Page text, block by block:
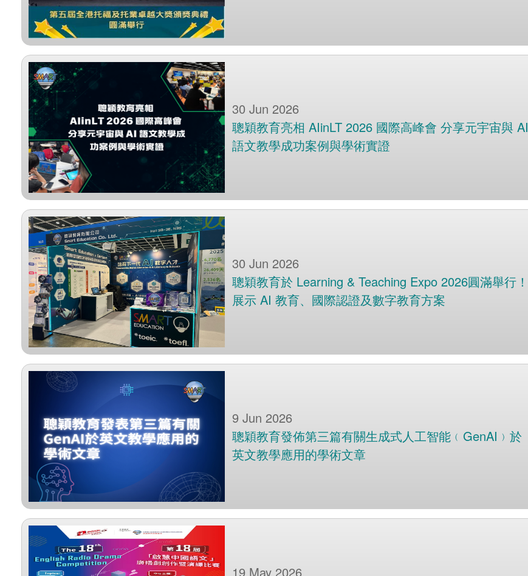
30 Jun 2026
聰穎教育亮相 AIinLT 2026 國際高峰會 分享元宇宙與 AI
語文教學成功案例與學術實證
30 Jun 2026
聰穎教育於 Learning & Teaching Expo 2026圓滿舉行！
展示 AI 教育、國際認證及數字教育方案
9 Jun 2026
聰穎教育發佈第三篇有關生成式人工智能﹙GenAI﹚於
英文教學應用的學術文章
19 May 2026